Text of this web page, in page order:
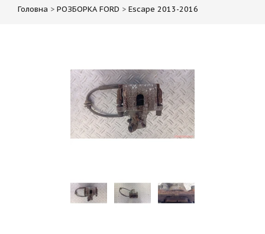
Головна > РОЗБОРКА FORD > Escape 2013-2016